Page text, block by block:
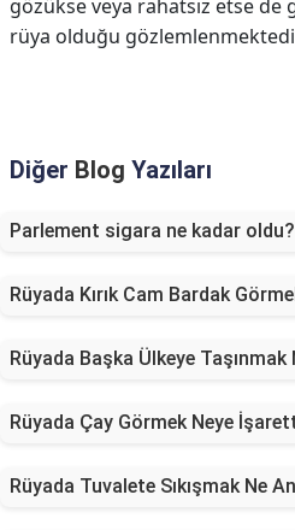
gözükse veya rahatsız etse de
rüya olduğu
Diğer Blog Yazıları
Parlement sigara ne kadar oldu?
Rüyada Kırık Cam Bardak
Rüyada Başka Ülkeye Taşınmak
Rüyada Çay Görmek Neye
Rüyada Tuvalete Sıkışmak Ne